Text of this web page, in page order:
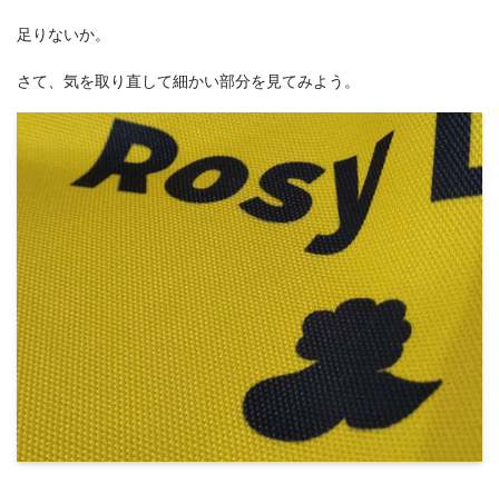
足りないか。
さて、気を取り直して細かい部分を見てみよう。